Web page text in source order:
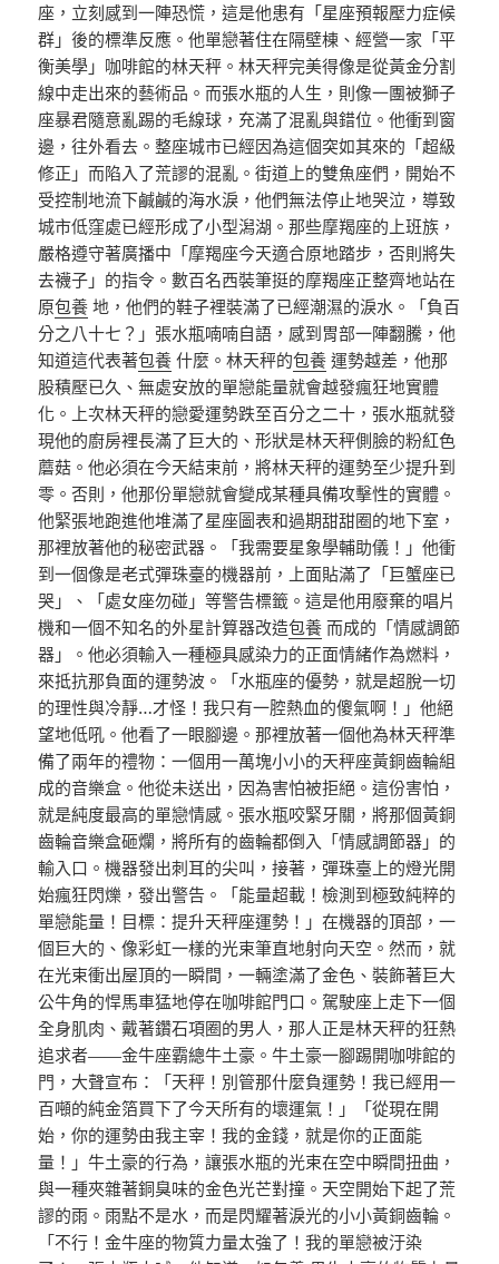
座，立刻感到一陣恐慌，這是他患有「星座預報壓力症候
群」後的標準反應。他單戀著住在隔壁棟、經營一家「平
衡美學」咖啡館的林天秤。林天秤完美得像是從黃金分割
線中走出來的藝術品。而張水瓶的人生，則像一團被獅子
座暴君隨意亂踢的毛線球，充滿了混亂與錯位。他衝到窗
邊，往外看去。整座城市已經因為這個突如其來的「超級
修正」而陷入了荒謬的混亂。街道上的雙魚座們，開始不
受控制地流下鹹鹹的海水淚，他們無法停止地哭泣，導致
城市低窪處已經形成了小型潟湖。那些摩羯座的上班族，
嚴格遵守著廣播中「摩羯座今天適合原地踏步，否則將失
去襪子」的指令。數百名西裝筆挺的摩羯座正整齊地站在
原包養 地，他們的鞋子裡裝滿了已經潮濕的淚水。「負百
分之八十七？」張水瓶喃喃自語，感到胃部一陣翻騰，他
知道這代表著包養 什麼。林天秤的包養 運勢越差，他那
股積壓已久、無處安放的單戀能量就會越發瘋狂地實體
化。上次林天秤的戀愛運勢跌至百分之二十，張水瓶就發
現他的廚房裡長滿了巨大的、形狀是林天秤側臉的粉紅色
蘑菇。他必須在今天結束前，將林天秤的運勢至少提升到
零。否則，他那份單戀就會變成某種具備攻擊性的實體。
他緊張地跑進他堆滿了星座圖表和過期甜甜圈的地下室，
那裡放著他的秘密武器。「我需要星象學輔助儀！」他衝
到一個像是老式彈珠臺的機器前，上面貼滿了「巨蟹座已
哭」、「處女座勿碰」等警告標籤。這是他用廢棄的唱片
機和一個不知名的外星計算器改造包養 而成的「情感調節
器」。他必須輸入一種極具感染力的正面情緒作為燃料，
來抵抗那負面的運勢波。「水瓶座的優勢，就是超脫一切
的理性與冷靜…才怪！我只有一腔熱血的傻氣啊！」他絕
望地低吼。他看了一眼腳邊。那裡放著一個他為林天秤準
備了兩年的禮物：一個用一萬塊小小的天秤座黃銅齒輪組
成的音樂盒。他從未送出，因為害怕被拒絕。這份害怕，
就是純度最高的單戀情感。張水瓶咬緊牙關，將那個黃銅
齒輪音樂盒砸爛，將所有的齒輪都倒入「情感調節器」的
輸入口。機器發出刺耳的尖叫，接著，彈珠臺上的燈光開
始瘋狂閃爍，發出警告。「能量超載！檢測到極致純粹的
單戀能量！目標：提升天秤座運勢！」在機器的頂部，一
個巨大的、像彩虹一樣的光束筆直地射向天空。然而，就
在光束衝出屋頂的一瞬間，一輛塗滿了金色、裝飾著巨大
公牛角的悍馬車猛地停在咖啡館門口。駕駛座上走下一個
全身肌肉、戴著鑽石項圈的男人，那人正是林天秤的狂熱
追求者——金牛座霸總牛土豪。牛土豪一腳踢開咖啡館的
門，大聲宣布：「天秤！別管那什麼負運勢！我已經用一
百噸的純金箔買下了今天所有的壞運氣！」「從現在開
始，你的運勢由我主宰！我的金錢，就是你的正面能
量！」牛土豪的行為，讓張水瓶的光束在空中瞬間扭曲，
與一種夾雜著銅臭味的金色光芒對撞。天空開始下起了荒
謬的雨。雨點不是水，而是閃耀著淚光的小小黃銅齒輪。
「不行！金牛座的物質力量太強了！我的單戀被汙染